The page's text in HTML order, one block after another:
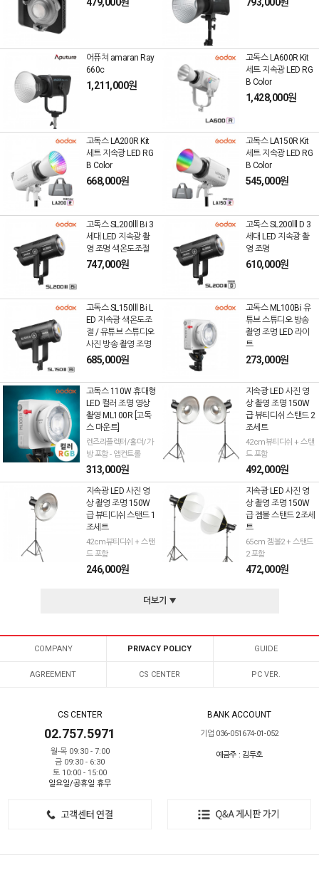
479,000원 793,000원
어퓨쳐 amaran Ray
660c
1,211,000원
고독스 LA600R Kit
세트 지속광 LED RG
B Color
1,428,000원
고독스 LA200R Kit
세트 지속광 LED RG
B Color
668,000원
고독스 LA150R Kit
세트 지속광 LED RG
B Color
545,000원
고독스 SL200lll Bi 3
세대 LED 지속광 촬
영 조명 색온도조절
747,000원
고독스 SL200lll D 3
세대 LED 지속광 촬
영 조명
610,000원
고독스 SL150lll Bi L
ED 지속광 색온도조
절 / 유튜브 스튜디오
사진 방송 촬영 조명
685,000원
고독스 ML100Bi 유
튜브 스튜디오 방송
촬영 조명 LED 라이
트
273,000원
고독스 110W 휴대형
LED 컬러 조명 영상
촬영 ML100R [고독
스 마운트]
렌즈리플렉터/홀더/가
방 포함 - 앱컨트롤
313,000원
지속광 LED 사진 영
상 촬영 조명 150W
급 뷰티디쉬 스탠드 2
조세트
42cm뷰티디쉬 + 스탠
드 포함
492,000원
지속광 LED 사진 영
상 촬영 조명 150W
급 뷰티디쉬 스탠드 1
조세트
42cm뷰티디쉬 + 스탠
드 포함
246,000원
지속광 LED 사진 영
상 촬영 조명 150W
급 젬볼 스탠드 2조세
트
65cm 젬볼2 + 스탠드
2 포함
472,000원
더보기 ▼
COMPANY PRIVACY POLICY GUIDE
AGREEMENT CS CENTER PC VER.
CS CENTER
02.757.5971
월-목 09:30 - 7:00
금 09:30 - 6:30
토 10:00 - 15:00
일요일/공휴일 휴무
BANK ACCOUNT
기업 036-051674-01-052
예금주 : 김두호